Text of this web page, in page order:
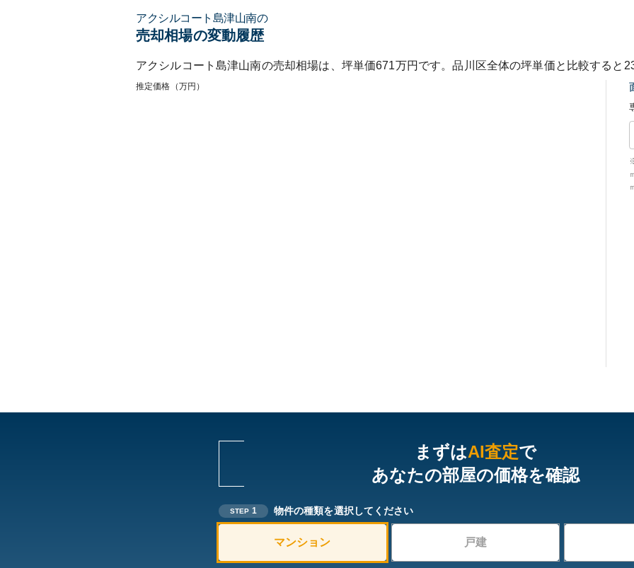
アクシルコート島津山南の
売却相場の変動履歴
アクシルコート島津山南の売却相場は、坪単価671万円です。品川区全体の坪単価と比較すると
推定価格（万円）
まずはAI査定で
あなたの部屋の価格を確認
STEP 1 物件の種類を選択してください
マンション 戸建